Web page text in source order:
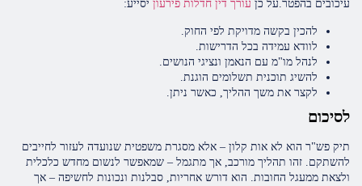
עיכובים בהפטר.על כן עורך דין חדלות פירעון יסייע:
להכין בקשה מדויקת לפי החוק.
לוודא עמידה בכל הדרישות.
לנהל מו"מ עם הנאמן ונציגי הנושים.
להשיג תוכנית תשלומים הוגנת.
לקצר את משך ההליך, כאשר ניתן.
לסיכום
תיק פש"ר הוא לא אות קלון – אלא מסגרת משפטית שנועדה לעזור לחייבים
להשתקם. זהו תהליך מורכב, אך מתגמל – שמאפשר לנשום מחדש כלכלית
ולצאת ממעגל החובות. הוא דורש אחריות, סבלנות ונכונות לחשיפה – אך